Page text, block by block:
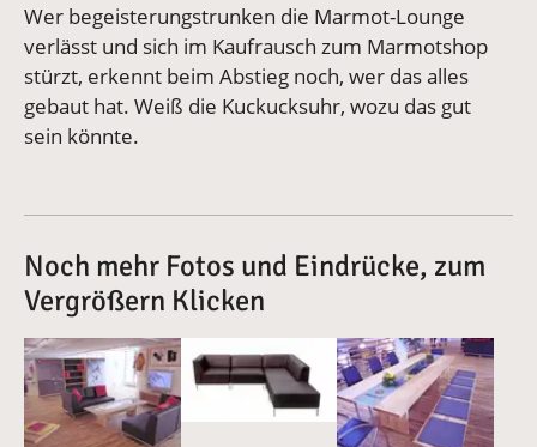
Wer begeisterungstrunken die Marmot-Lounge
verlässt und sich im Kaufrausch zum Marmotshop
stürzt, erkennt beim Abstieg noch, wer das alles
gebaut hat. Weiß die Kuckucksuhr, wozu das gut
sein könnte.
Noch mehr Fotos und Eindrücke, zum
Vergrößern Klicken
Vergrößerte Version anzeigenVergrößerte Version anzeigen
Vergrößerte Version